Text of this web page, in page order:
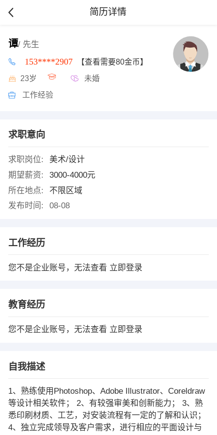
简历详情
谭/ 先生
153****2907 【查看需要80金币】
23岁 未婚
工作经验
求职意向
求职岗位:
美术/设计
期望薪资:
3000-4000元
所在地点:
不限区域
发布时间:
08-08
工作经历
您不是企业账号，无法查看 立即登录
教育经历
您不是企业账号，无法查看 立即登录
自我描述
1、熟练使用Photoshop、Adobe Illustrator、Coreldraw
等设计相关软件； 2、有较强审美和创新能力； 3、熟
悉印刷材质、工艺，对安装流程有一定的了解和认识；
4、独立完成领导及客户需求，进行相应的平面设计与